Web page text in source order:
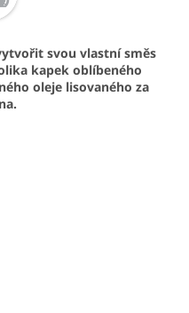
svou vlastní směs
kapek oblíbeného
oleje lisovaného za